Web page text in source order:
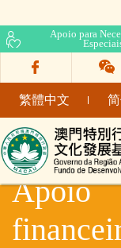
Apoio para
繁體中文
Fundo de
Apoio